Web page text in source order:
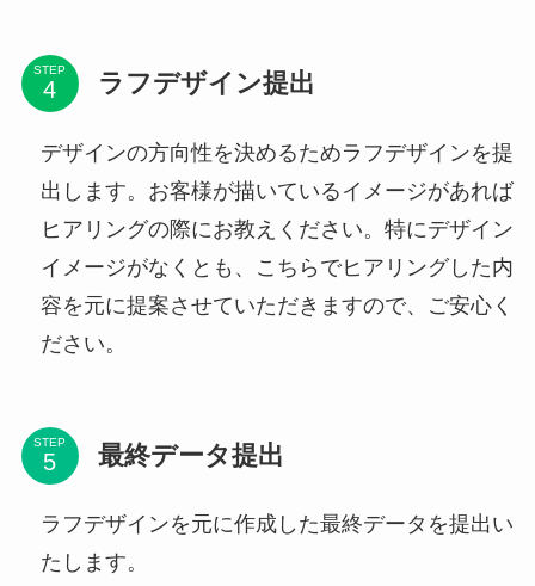
STEP ラフデザイン提出
デザインの方向性を決めるためラフデザインを提
出します。お客様が描いているイメージがあれば
ヒアリングの際にお教えください。特にデザイン
イメージがなくとも、こちらでヒアリングした内
容を元に提案させていただきますので、ご安心く
ださい。
STEP 最終データ提出
ラフデザインを元に作成した最終データを提出い
たします。